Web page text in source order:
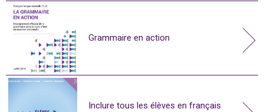
Grammaire en action
Inclure tous les élèves en français